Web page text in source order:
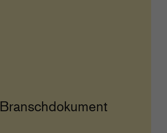
Branschdokument